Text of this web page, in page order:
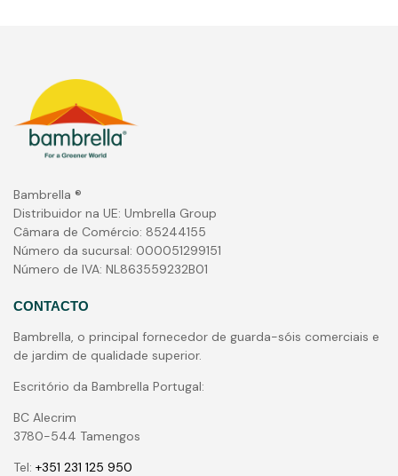
Bambrella ®
Distribuidor na UE: Umbrella Group
Câmara de Comércio: 85244155
Número da sucursal: 000051299151
Número de IVA: NL863559232B01
CONTACTO
Bambrella, o principal fornecedor de guarda-sóis comerciais e
de jardim de qualidade superior.
Escritório da Bambrella Portugal:
BC Alecrim
3780-544 Tamengos
Tel: +351 231 125 950